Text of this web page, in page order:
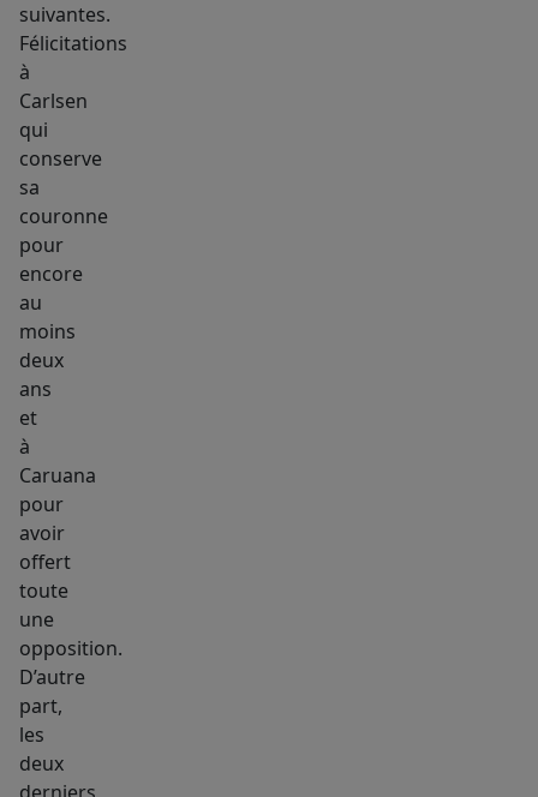
suivantes.
Félicitations
à
Carlsen
qui
conserve
sa
couronne
pour
encore
au
moins
deux
ans
et
à
Caruana
pour
avoir
offert
toute
une
opposition.
D’autre
part,
les
deux